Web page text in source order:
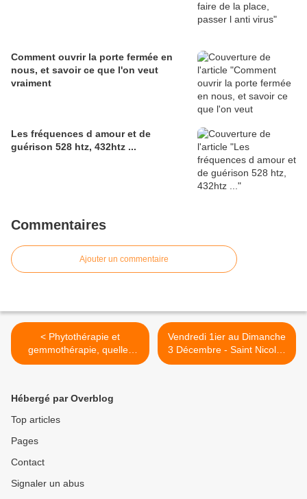
Comment ouvrir la porte fermée en
nous, et savoir ce que l'on veut
vraiment
Les fréquences d amour et de
guérison 528 htz, 432htz ...
Commentaires
Ajouter un commentaire
< Phytothérapie et
gemmothérapie, quelles
différences ?
Vendredi 1ier au Dimanche
3 Décembre - Saint Nicolas
: Fete gourmande à
Hébergé par Overblog
Top articles
Pages
Contact
Signaler un abus